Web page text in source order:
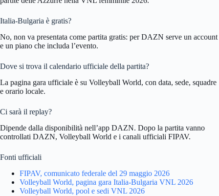
Italia-Bulgaria è gratis?
No, non va presentata come partita gratis: per DAZN serve un account
e un piano che includa l’evento.
Dove si trova il calendario ufficiale della partita?
La pagina gara ufficiale è su Volleyball World, con data, sede, squadre
e orario locale.
Ci sarà il replay?
Dipende dalla disponibilità nell’app DAZN. Dopo la partita vanno
controllati DAZN, Volleyball World e i canali ufficiali FIPAV.
Fonti ufficiali
FIPAV, comunicato federale del 29 maggio 2026
Volleyball World, pagina gara Italia-Bulgaria VNL 2026
Volleyball World, pool e sedi VNL 2026